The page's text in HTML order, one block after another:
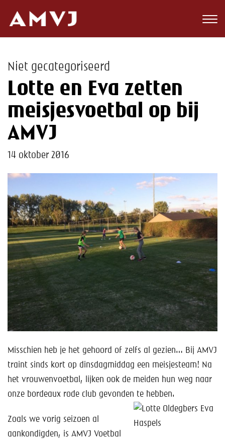
Wedstrijden
Nieuws
Teams
Jeugd
Toekomst
Kalender
Help mee!
Shop
Lid worden
Contact
Niet gecategoriseerd
Lotte en Eva zetten
meisjesvoetbal op bij
AMVJ
14 oktober 2016
Misschien heb je het gehoord of zelfs al gezien… Bij AMVJ
traint sinds kort op dinsdagmiddag een meisjesteam! Na
het vrouwenvoetbal, lijken ook de meiden hun weg naar
onze bordeaux rode club gevonden te hebben.
Zoals we vorig seizoen al
aankondigden, is AMVJ Voetbal